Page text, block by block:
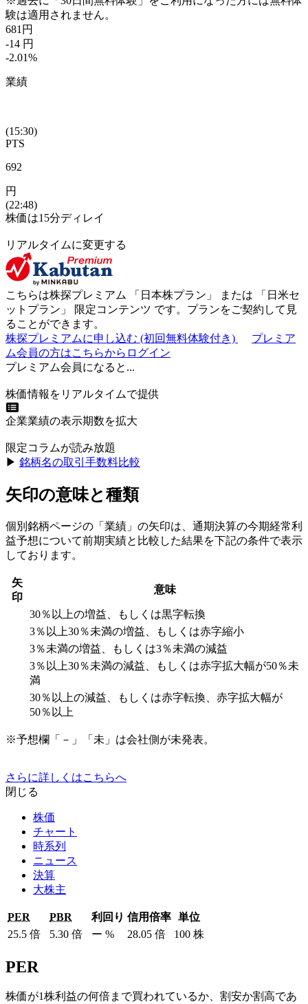
験は適用されません。
681 円
-14 円
-2.01%
業績
(15:30)
PTS
692
円
(22:48)
株価は15分ディレイ
リアルタイムに変更する
こちらは株探プレミアム 「 日本株プラン 」 または 「 日米セ
ットプラン 」 限定コンテンツ です。プランをご契約して見
ることができます。
株探プレミアムに申し込む (初回無料体験付き)
プレミア
ム会員の方はこちらからログイン
プレミアム会員になると...
株価情報をリアルタイムで提供
企業業績の表示期数を拡大
限定コラムが読み放題
▶︎ 銘柄名の取引手数料比較
矢印の意味と種類
個別銘柄ページの「業績」の矢印は、通期決算の今期経常利
益予想について前期実績と比較した結果を下記の条件で表示
しております。
矢
印
意味
30％以上の増益、もしくは黒字転換
3％以上30％未満の増益、もしくは赤字縮小
3％未満の増益、もしくは3％未満の減益
3％以上30％未満の減益、もしくは赤字拡大幅が50％未
満
30％以上の減益、もしくは赤字転換、赤字拡大幅が
50％以上
※予想欄「－」「未」は会社側が未発表。
さらに詳しくはこちらへ
閉じる
株価
チャート
時系列
ニュース
決算
大株主
PER PBR 利回り 信用倍率 単位
25.5 倍 5.30 倍 ー % 28.05 倍 100 株
PER
株価が1株利益の何倍まで買われているか、割安か割高であ